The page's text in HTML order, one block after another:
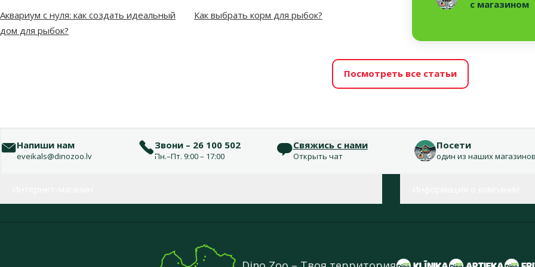
с магазином
Аквариум с нуля: как создать идеальный
дом для рыбок?
Как выбрать корм для рыбок?
Посмотреть все статьи
Напиши нам
eveikals@dinozoo.lv
Звони – 26 100 502
Пн.–Пт. 9:00 – 17:00
Свяжись с нами
Открыть чат
Посети
один из наших